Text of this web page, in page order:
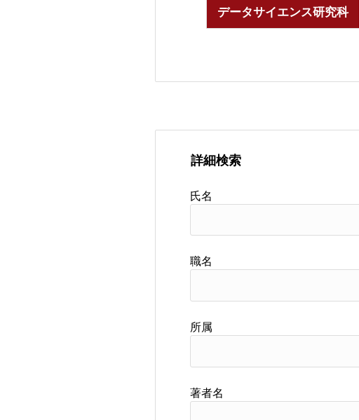
データサイエンス研究科
詳細検索
氏名
職名
所属
著者名